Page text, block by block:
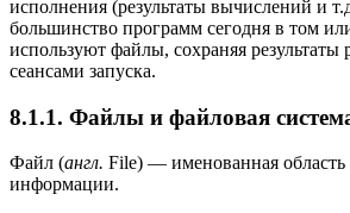
исполнения (результаты вычислений и
большинство программ сегодня в том
используют файлы, сохраняя
сеансами запуска.
8.1.1. Файлы и файловая
Файл (англ. File) — именованная
информации.